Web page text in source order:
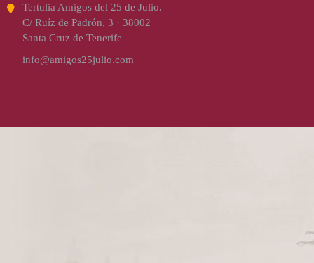
Tertulia Amigos del 25 de Julio.
C/ Ruíz de Padrón, 3 · 38002
Santa Cruz de Tenerife
info@amigos25julio.com